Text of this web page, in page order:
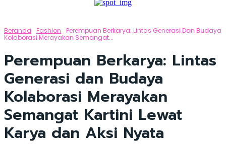
Beranda Fashion
Perempuan Berkarya: Lintas Generasi Dan Budaya
Kolaborasi Merayakan Semangat...
Perempuan Berkarya: Lintas
Generasi dan Budaya
Kolaborasi Merayakan
Semangat Kartini Lewat
Karya dan Aksi Nyata